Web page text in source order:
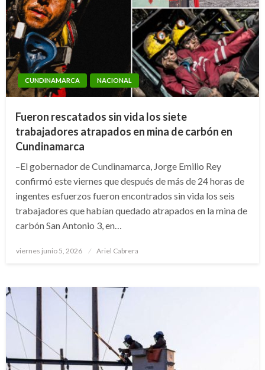
CUNDINAMARCA NACIONAL
Fueron rescatados sin vida los siete
trabajadores atrapados en mina de carbón en
Cundinamarca
–El gobernador de Cundinamarca, Jorge Emilio Rey
confirmó este viernes que después de más de 24 horas de
ingentes esfuerzos fueron encontrados sin vida los seis
trabajadores que habían quedado atrapados en la mina de
carbón San Antonio 3, en…
Publicado
viernes junio 5, 2026 Ariel Cabrera